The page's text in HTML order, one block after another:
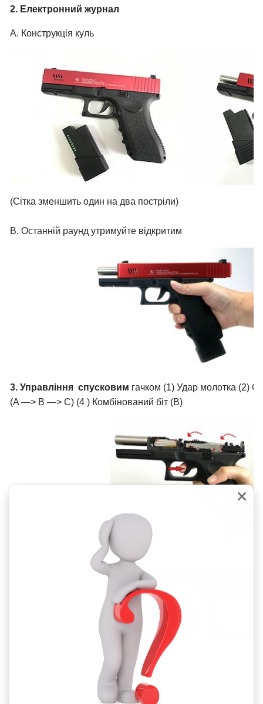
2. Електронний журнал
А. Конструкція куль
(Сітка зменшить один на два постріли)
B. Останній раунд утримуйте відкритим
3. Управління спусковим гачком (1) Удар молотка (2)
(A —> B —> C) (4 ) Комбінований біт (B)